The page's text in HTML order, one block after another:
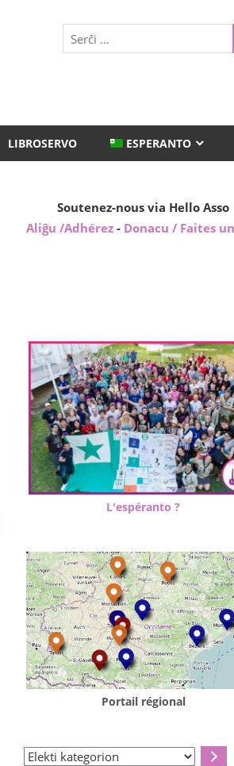
LIBROSERVO ESPERANTO
Soutenez-nous via Hello Asso
Aliĝu /Adhérez - Donacu / Faites
L'espéranto ?
Portail régional
Elekti